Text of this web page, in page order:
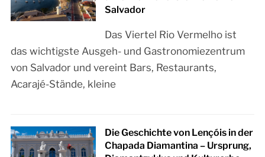
Salvador
Das Viertel Rio Vermelho ist
das wichtigste Ausgeh- und Gastronomiezentrum
von Salvador und vereint Bars, Restaurants,
Acarajé-Stände, kleine
Die Geschichte von Lençóis in der
Chapada Diamantina – Ursprung,